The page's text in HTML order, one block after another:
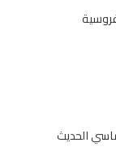
الحديث